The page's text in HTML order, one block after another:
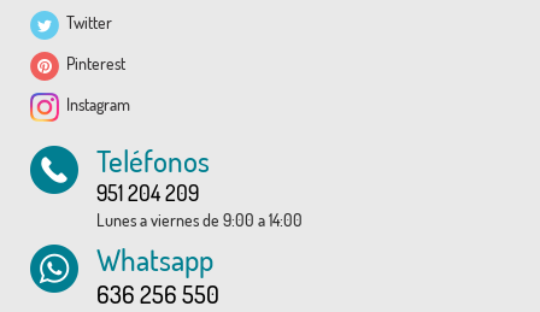
Twitter
Pinterest
Instagram
Teléfonos
951 204 209
Lunes a viernes de 9:00 a 14:00
Whatsapp
636 256 550